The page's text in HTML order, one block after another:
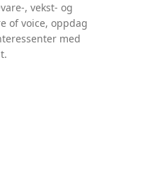
, vekst- og
of voice, oppdag
med